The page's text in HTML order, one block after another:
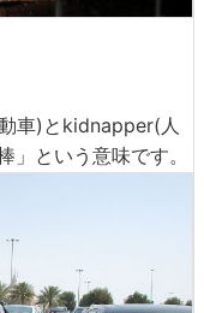
車)とkidnapper(人
」という意味です。